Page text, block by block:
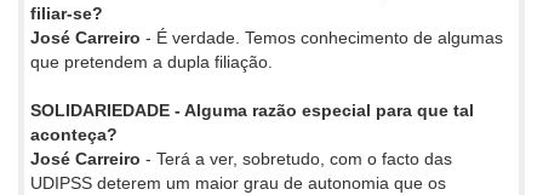
filiar-se?
José Carreiro - É verdade. Temos conhecimento de algumas
que pretendem a dupla filiação.
SOLIDARIEDADE - Alguma razão especial para que tal
aconteça?
José Carreiro - Terá a ver, sobretudo, com o facto das
UDIPSS deterem um maior grau de autonomia que os